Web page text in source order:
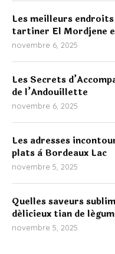
Les meilleurs
tartiner El Mordjene
novembre 6, 2025
Les Secrets
de l’Andouillette
novembre 6, 2025
Les adresses
plats à Bordeaux Lac
novembre 5, 2025
Quelles saveurs
délicieux tian de
novembre 5, 2025